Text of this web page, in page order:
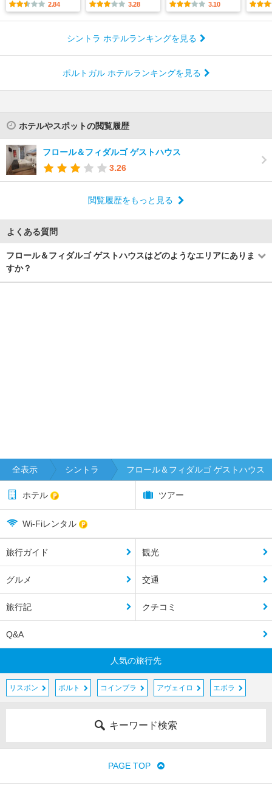
2.84 3.28 3.10
シントラ ホテルランキングを見る
ポルトガル ホテルランキングを見る
ホテルやスポットの閲覧履歴
フロール＆フィダルゴ ゲストハウス
3.26
閲覧履歴をもっと見る
よくある質問
フロール＆フィダルゴ ゲストハウスはどのようなエリアにありま
すか？
全表示 シントラ フロール＆フィダルゴ ゲストハウス
ホテル ツアー
Wi-Fiレンタル
旅行ガイド 観光
グルメ 交通
旅行記 クチコミ
Q&A
人気の旅行先
リスボン ポルト コインブラ アヴェイロ エボラ
キーワード検索
PAGE TOP